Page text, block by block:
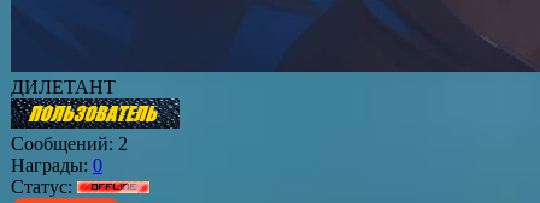
ДИЛЕТАНТ
Сообщений: 2
Награды: 0
Статус: